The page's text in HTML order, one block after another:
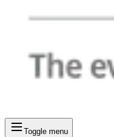
Toggle menu